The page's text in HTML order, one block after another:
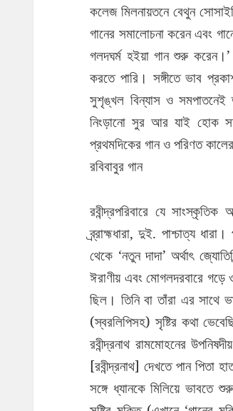
কলেজ মিলনায়তনে বেথুন
গানের সমালোচনা করেন এবং
গলদঘর্ম হইয়া গান শুরু
করতে পারি। সঙ্গীতে ভাব
সুশৃঙ্খল বিন্যাস ও সমপাতনেই
নিংড়ানো সুর আর যাই হোক
প্রথমদিকের গান ও পরিণত
রবিবাবুর গান
রবীন্দ্রপরিবারে যে
ব্র্রাহ্মধারা, দুই. পাশ্চাত্য
থেকে ‘নতুন দাদা’ অর্থাৎ
ঈরাণীয় এবং মোগলদরবারে গড়ে
ছিল। তিনি বা তাঁরা এর সাথে
(স্বরলিপিসহ) সৃষ্টির কথা
রবীন্দ্রনাথ রামমোহনের
[রবীন্দ্রনাথ] দেখতে পান পিতা
সঙ্গে ধ্যানকে মিলিয়ে